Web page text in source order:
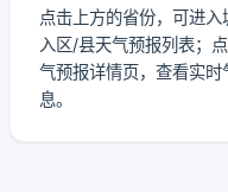
点击上方的省份，可进
入区/县天气预报列表；
气预报详情页，查看实
息。